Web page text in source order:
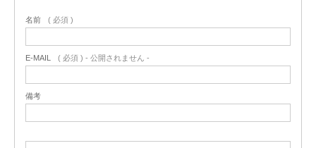
名前 ( 必須 )
E-MAIL ( 必須 ) - 公開されません -
備考